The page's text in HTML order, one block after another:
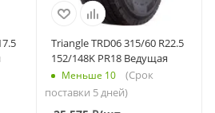
Triangle TRD06 315/60 R22.5
152/148K PR18 Ведущая
Меньше 10
(Срок
поставки 5 дней)